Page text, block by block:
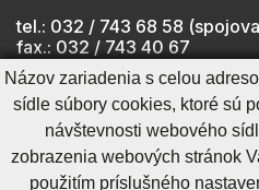
tel.: 032 / 743 68 58
fax.: 032 / 743 40 67
e-mail:
info@gmab.sk
Cookies nastavenie
Cookies - viac informácií
Technický prevádzkovateľ
Názov zariadenia s celou
sídle súbory cookies, ktoré sú
návštevnosti webového
zobrazenia webových stránok
použitím príslušného